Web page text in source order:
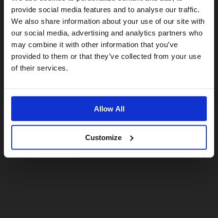
provide social media features and to analyse our traffic.
We also share information about your use of our site with
our social media, advertising and analytics partners who
may combine it with other information that you’ve
provided to them or that they’ve collected from your use
of their services.
Allow All
Customize
For a better experience, please visit our:
US website